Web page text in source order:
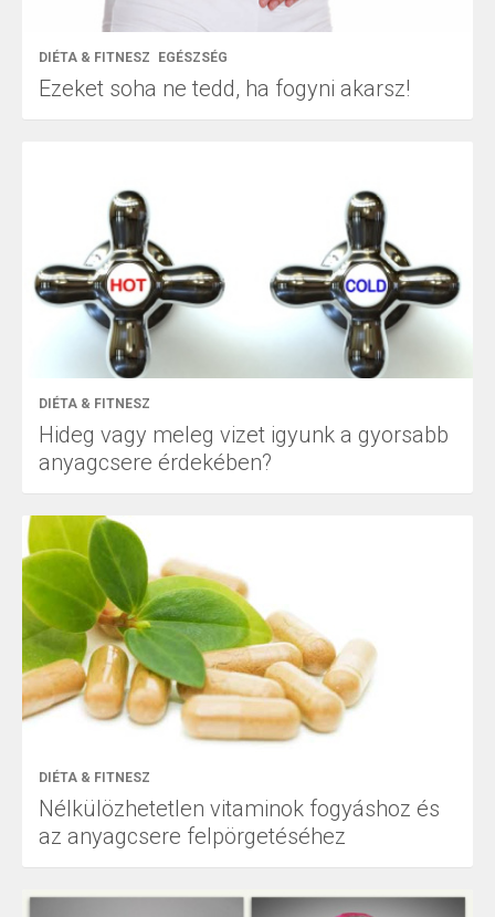
DIÉTA & FITNESZ EGÉSZSÉG
Ezeket soha ne tedd, ha fogyni akarsz!
DIÉTA & FITNESZ
Hideg vagy meleg vizet igyunk a gyorsabb
anyagcsere érdekében?
DIÉTA & FITNESZ
Nélkülözhetetlen vitaminok fogyáshoz és
az anyagcsere felpörgetéséhez